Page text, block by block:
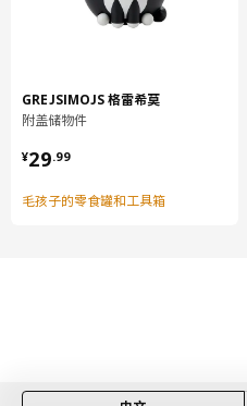
GREJSIMOJS 格雷希莫
附盖储物件
¥29.99
¥ 29.99
毛孩子的零食罐和工具箱